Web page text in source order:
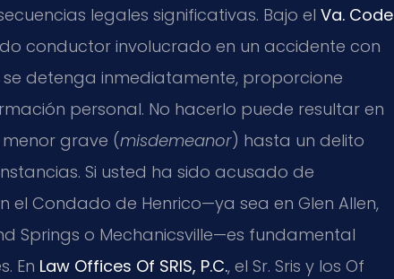
legales significativas. Bajo el Va. Code
conductor involucrado en un accidente con
detenga inmediatamente, proporcione
personal. No hacerlo puede resultar en
grave (misdemeanor) hasta un delito
Si usted ha sido acusado de
Condado de Henrico—ya sea en Glen Allen,
Springs o Mechanicsville—es fundamental
En Law Offices Of SRIS, P.C., el Sr. Sris y los Of